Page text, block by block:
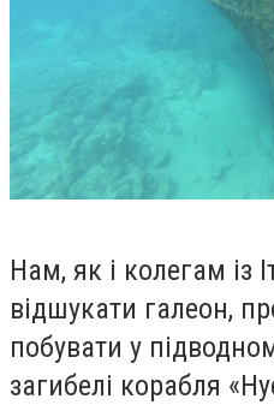
Нам, як і колегам із
відшукати галеон,
побувати у
загибелі корабля